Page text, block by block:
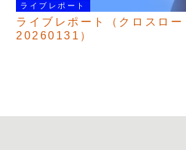
ライブレポート
ライブレポート（クロスロ
20260131）